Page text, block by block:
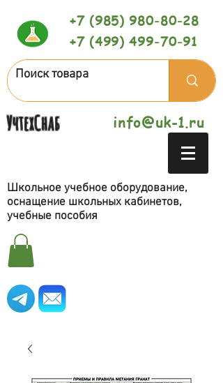
+7 (985) 980-80-28
+7 (499) 499-70-91
УчтехСнаб info@uk-1.ru
Школьное учебное оборудование,
оснащение школьных кабинетов,
учебные пособия